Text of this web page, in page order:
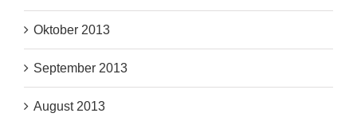
Oktober 2013
September 2013
August 2013